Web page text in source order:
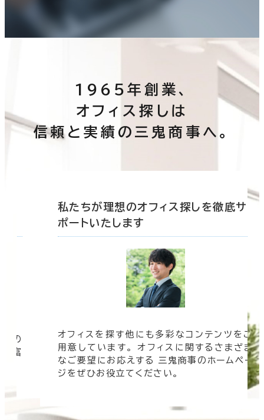
1965年創業、
オフィス探しは
信頼と実績の三鬼商事へ。
の
豊富
私たちが理想のオフィス探しを徹底サ
ポートいたします
オフィスを探す他にも多彩なコンテンツをご
用意しています。 オフィスに関するさまざま
なご要望にお応えする 三鬼商事のホームペー
ジをぜひお役立てください。